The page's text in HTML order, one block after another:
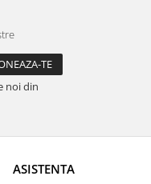
noi din
ASISTENTA